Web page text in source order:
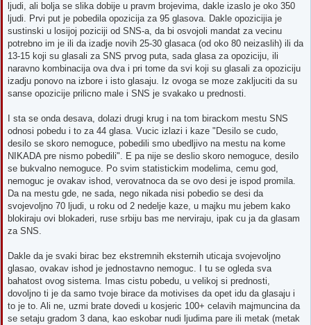
ljudi, ali bolja se slika dobije u pravm brojevima, dakle izaslo je oko 350
ljudi. Prvi put je pobedila opozicija za 95 glasova. Dakle opozicijia je
sustinski u losijoj poziciji od SNS-a, da bi osvojoli mandat za vecinu
potrebno im je ili da izadje novih 25-30 glasaca (od oko 80 neizaslih) ili da
13-15 koji su glasali za SNS prvog puta, sada glasa za opoziciju, ili
naravno kombinacija ova dva i pri tome da svi koji su glasali za opoziciju
izadju ponovo na izbore i isto glasaju. Iz ovoga se moze zakljuciti da su
sanse opozicije prilicno male i SNS je svakako u prednosti.
I sta se onda desava, dolazi drugi krug i na tom birackom mestu SNS
odnosi pobedu i to za 44 glasa. Vucic izlazi i kaze "Desilo se cudo,
desilo se skoro nemoguce, pobedili smo ubedljivo na mestu na kome
NIKADA pre nismo pobedili". E pa nije se deslio skoro nemoguce, desilo
se bukvalno nemoguce. Po svim statistickim modelima, cemu god,
nemoguc je ovakav ishod, verovatnoca da se ovo desi je ispod promila.
Da na mestu gde, ne sada, nego nikada nisi pobedio se desi da
svojevoljno 70 ljudi, u roku od 2 nedelje kaze, u majku mu jebem kako
blokiraju ovi blokaderi, ruse srbiju bas me nerviraju, ipak cu ja da glasam
za SNS.
Dakle da je svaki birac bez ekstremnih eksternih uticaja svojevoljno
glasao, ovakav ishod je jednostavno nemoguc. I tu se ogleda sva
bahatost ovog sistema. Imas cistu pobedu, u velikoj si prednosti,
dovoljno ti je da samo tvoje birace da motivises da opet idu da glasaju i
to je to. Ali ne, uzmi brate dovedi u kosjeric 100+ celavih majmuncina da
se setaju gradom 3 dana, kao eskobar nudi ljudima pare ili metak (metak